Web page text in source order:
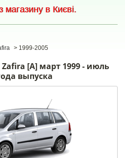
магазину в Києві.
> 1999-2005
[A] март 1999 - июль
выпуска